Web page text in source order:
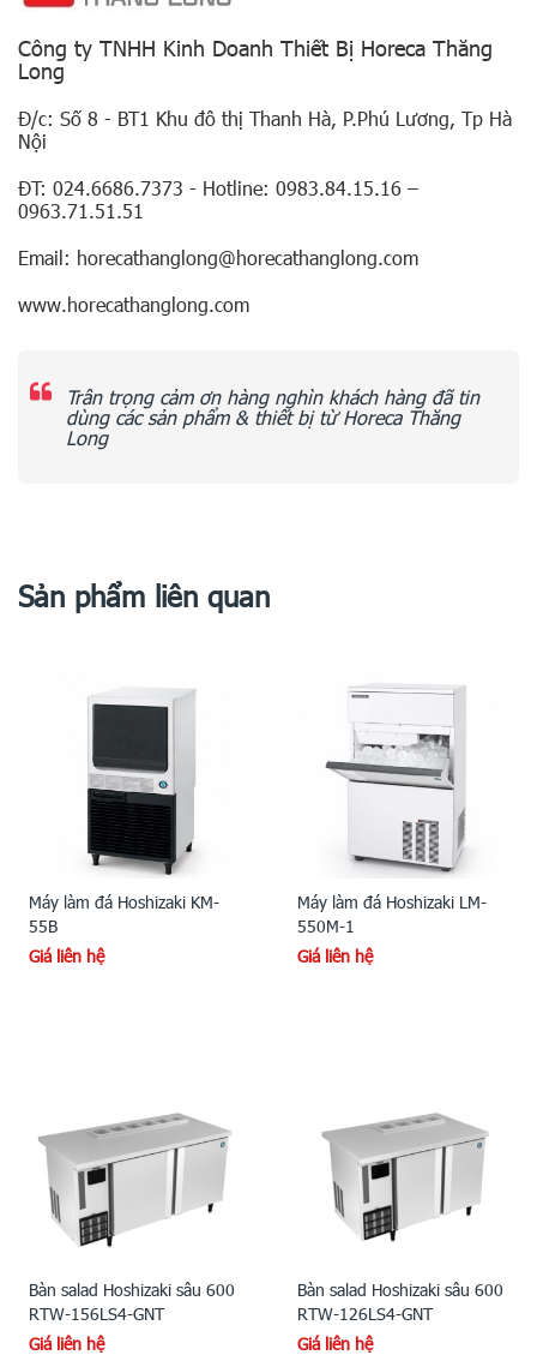
Công ty TNHH Kinh Doanh Thiết Bị Horeca Thăng
Long
Đ/c: Số 8 - BT1 Khu đô thị Thanh Hà, P.Phú Lương, Tp Hà
Nội
ĐT: 024.6686.7373 - Hotline: 0983.84.15.16 –
0963.71.51.51
Email: horecathanglong@horecathanglong.com
www.horecathanglong.com
Trân trọng cảm ơn hàng nghìn khách hàng đã tin
dùng các sản phẩm & thiết bị từ Horeca Thăng
Long
Sản phẩm liên quan
Máy làm đá Hoshizaki KM-
55B
Giá liên hệ
Máy làm đá Hoshizaki LM-
550M-1
Giá liên hệ
Bàn salad Hoshizaki sâu 600
RTW-156LS4-GNT
Giá liên hệ
Bàn salad Hoshizaki sâu 600
RTW-126LS4-GNT
Giá liên hệ